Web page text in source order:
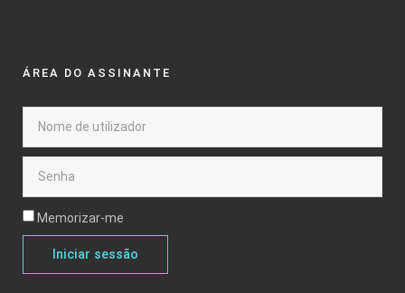
ÁREA DO ASSINANTE
Memorizar-me
Iniciar sessão